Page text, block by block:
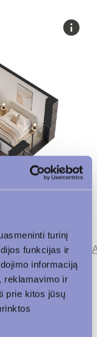
turinį
funkcijas ir
informaciją
reklamavimo ir
prie kitos jūsų
Parkingas